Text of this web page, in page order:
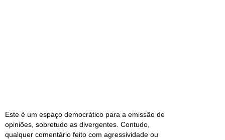
Este é um espaço democrático para a emissão de
opiniões, sobretudo as divergentes. Contudo,
qualquer comentário feito com agressividade ou